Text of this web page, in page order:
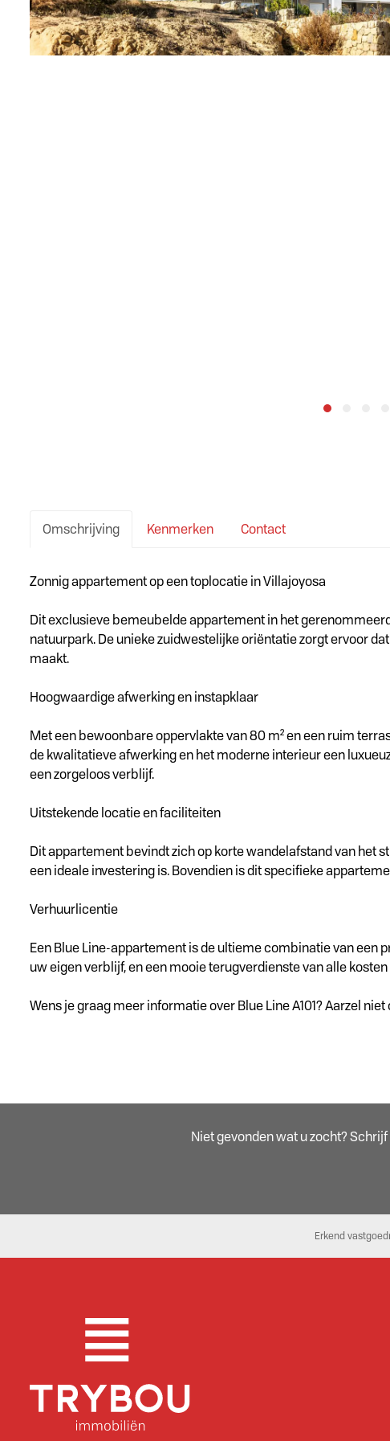
Omschrijving Kenmerken Contact
Omschrijving
Zonnig appartement op een toplocatie in Villajoyosa
Dit exclusieve bemeubelde appartement in het
natuurpark. De unieke zuidwestelijke oriëntatie zorgt ervoor
maakt.
Hoogwaardige afwerking en instapklaar
Met een bewoonbare oppervlakte van 80 m² en een ruim
de kwalitatieve afwerking en het moderne interieur een
een zorgeloos verblijf.
Uitstekende locatie en faciliteiten
Dit appartement bevindt zich op korte wandelafstand van het
een ideale investering is. Bovendien is dit specifieke
Verhuurlicentie
Een Blue Line-appartement is de ultieme combinatie van een
uw eigen verblijf, en een mooie terugverdienste van alle
Wens je graag meer informatie over Blue Line A101? Aarzel
Niet gevonden wat u zocht?
Erkend